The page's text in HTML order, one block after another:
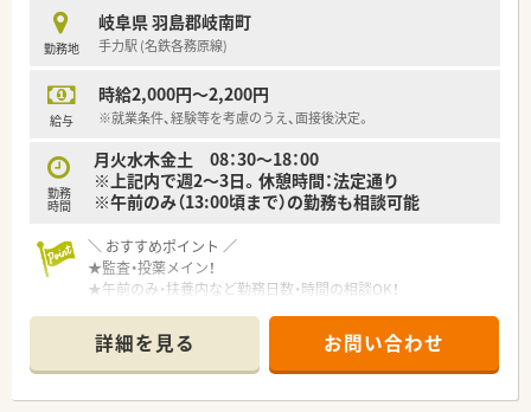
勤務地
岐阜県 羽島郡岐南町
手力駅 (名鉄各務原線)
給与
時給2,000円～2,200円
※就業条件、経験等を考慮のうえ、面接後決定。
勤務
時間
月火水木金土 08：30～18：00
※上記内で週2～3日。休憩時間：法定通り
※午前のみ（13:00頃まで）の勤務も相談可能
＼ おすすめポイント ／
★監査・投薬メイン！
★午前のみ・扶養内など勤務日数・時間の相談OK！
＼ 働く環境について ／
■監査・投薬を中心に対応をお願いします。
患者様との時間を大切にしたい方にお勧め！
詳細を見る お問い合わせ